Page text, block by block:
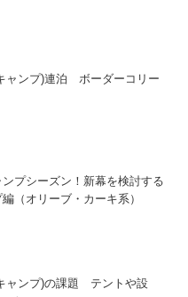
ャンプ)連泊 ボーダーコリー
プシーズン！新幕を検討する
（オリーブ・カーキ系）
ャンプ)の課題 テントや設